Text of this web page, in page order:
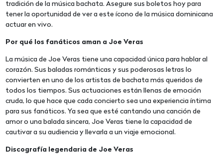
tradición de la música bachata. Asegure sus boletos hoy para
tener la oportunidad de ver a este ícono de la música dominicana
actuar en vivo.
Por qué los fanáticos aman a Joe Veras
La música de Joe Veras tiene una capacidad única para hablar al
corazón. Sus baladas románticas y sus poderosas letras lo
convierten en uno de los artistas de bachata más queridos de
todos los tiempos. Sus actuaciones están llenas de emoción
cruda, lo que hace que cada concierto sea una experiencia íntima
para sus fanáticos. Ya sea que esté cantando una canción de
amor o una balada sincera, Joe Veras tiene la capacidad de
cautivar a su audiencia y llevarla a un viaje emocional.
Discografía legendaria de Joe Veras